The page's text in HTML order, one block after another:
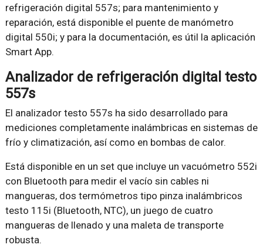
refrigeración digital 557s; para mantenimiento y
reparación, está disponible el puente de manómetro
digital 550i; y para la documentación, es útil la aplicación
Smart App.
Analizador de refrigeración digital testo
557s
El analizador testo 557s ha sido desarrollado para
mediciones completamente inalámbricas en sistemas de
frío y climatización, así como en bombas de calor.
Está disponible en un set que incluye un vacuómetro 552i
con Bluetooth para medir el vacío sin cables ni
mangueras, dos termómetros tipo pinza inalámbricos
testo 115i (Bluetooth, NTC), un juego de cuatro
mangueras de llenado y una maleta de transporte
robusta.